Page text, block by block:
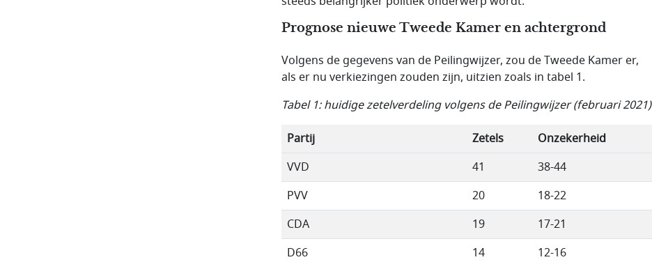
Prognose nieuwe Tweede Kamer en achtergrond
Volgens de gegevens van de Peilingwijzer, zou de Tweede Kamer er,
als er nu verkiezingen zouden zijn, uitzien zoals in tabel 1.
Tabel 1: huidige zetelverdeling volgens de Peilingwijzer (februari 2021)
Partij
Zetels
Onzekerheid
VVD
41
38-44
PVV
20
18-22
CDA
19
17-21
D66
14
12-16